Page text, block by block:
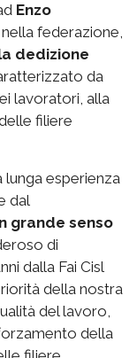
Enzo
federazione,
dedizione
da
lavoratori, alla
filiere
esperienza
dal
grande senso
di
dalla Fai Cisl
della nostra
del lavoro,
della